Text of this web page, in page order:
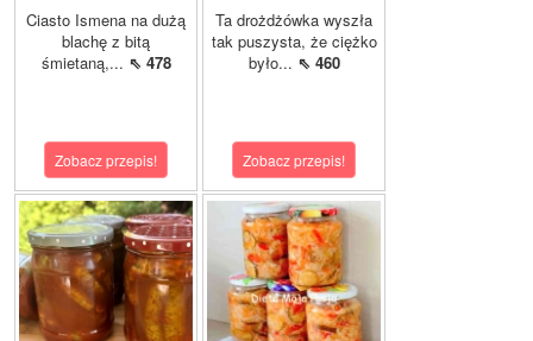
Ciasto Ismena na dużą
blachę z bitą
śmietaną,... ⇖ 478
Zobacz przepis!
Ta drożdżówka wyszła
tak puszysta, że ciężko
było... ⇖ 460
Zobacz przepis!